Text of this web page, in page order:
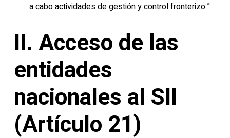
a cabo actividades de gestión y control fronterizo.”
II. Acceso de las
entidades
nacionales al SII
(Artículo 21)